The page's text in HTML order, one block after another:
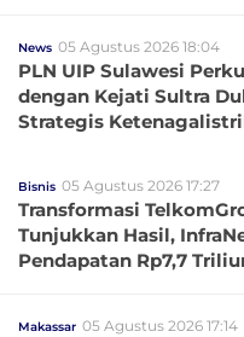
News 05 Agustus 2026 18:04
PLN UIP Sulawesi
dengan Kejati Sultra
Strategis
Bisnis 05 Agustus 2026 17:27
Transformasi
Tunjukkan Hasil,
Pendapatan Rp7,7
Makassar 05 Agustus 2026 17:14